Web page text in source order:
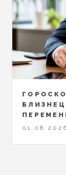
01.08.2026